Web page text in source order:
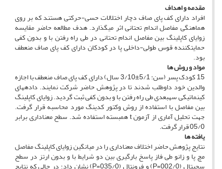
مقدمه و اهداف
افراد دارای کف پای صاف دچار اختلالات حسی-حرکتی هستند که بر روی
هماهنگی مفاصل اندام تحتانی اثر می­گذارد. هدف مطالعه حاضر مقایسه
زوایای کاپلینگ بین مفاصل اندام تحتانی در طی راه رفتن با و بدون کفی
حمایت­کننده قوس طولی-داخلی پا در کودکان دارای کف پای صاف منعطف
بود.
مواد و روش ­ها
15 کودک پسر (سن: 5/1±3/10 سال) دارای کف پای صاف منعطف با اجازه
والدین خود داوطلب شدند تا در پژوهش حاضر شرکت نمایند. داده­های
کینماتیکی سه­بعدی طی راه رفتن با و بدون کفی ثبت گردید. زوایای کاپلینگ
بین مفاصل با استفاده از روش وکتور کدینگ مورد محاسبه قرار گرفت.
جهت تحلیل آماری از آزمون t همبسته استفاده شد. سطح معناداری برابر
05/0 قرار گرفت.
یافته­ ها
نتایج پژوهش حاضر اختلاف معناداری را در میانگین زوایای کاپلینگ مفاصل
مچ پا و زانو طی فاز پاسخ بارگیری بین دو شرایط با و بدون ارتز در سطح
سجیتال (002/0=P) و فرونتال (035/0=P) نشان داد؛ در حالی که نتایج